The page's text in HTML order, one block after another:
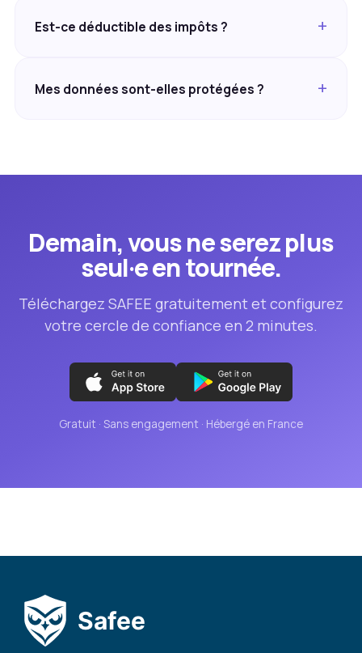
Est-ce déductible des impôts ?
Mes données sont-elles protégées ?
Demain, vous ne serez plus
seul·e en tournée.
Téléchargez SAFEE gratuitement et configurez
votre cercle de confiance en 2 minutes.
Gratuit · Sans engagement · Hébergé en France
Safee